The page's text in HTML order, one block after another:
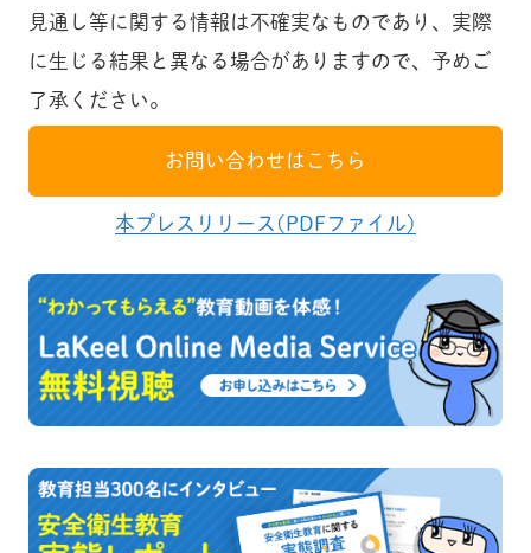
見通し等に関する情報は不確実なものであり、実際
に生じる結果と異なる場合がありますので、予めご
了承ください。
お問い合わせはこちら
本プレスリリース(PDFファイル)